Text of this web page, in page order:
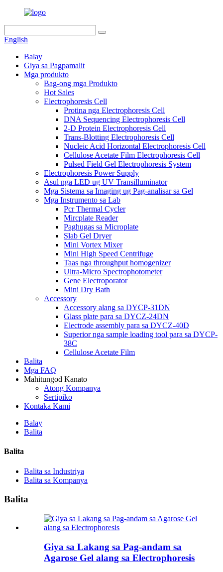
English
Balay
Giya sa Pagpamalit
Mga produkto
Bag-ong mga Produkto
Hot Sales
Electrophoresis Cell
Protina nga Electrophoresis Cell
DNA Sequencing Electrophoresis Cell
2-D Protein Electrophoresis Cell
Trans-Blotting Electrophoresis Cell
Nucleic Acid Horizontal Electrophoresis Cell
Cellulose Acetate Film Electrophoresis Cell
Pulsed Field Gel Electrophoresis System
Electrophoresis Power Supply
Asul nga LED ug UV Transilluminator
Mga Sistema sa Imaging ug Pag-analisar sa Gel
Mga Instrumento sa Lab
Pcr Thermal Cycler
Mircplate Reader
Paghugas sa Microplate
Slab Gel Dryer
Mini Vortex Mixer
Mini High Speed ​​Centrifuge
Taas nga throughput homogenizer
Ultra-Micro Spectrophotometer
Gene Electroporator
Mini Dry Bath
Accessory
Accessory alang sa DYCP-31DN
Glass plate para sa DYCZ-24DN
Electrode assembly para sa DYCZ-40D
Superior nga sample loading tool para sa DYCP-
38C
Cellulose Acetate Film
Balita
Mga FAQ
Mahitungod Kanato
Atong Kompanya
Sertipiko
Kontaka Kami
Balay
Balita
Balita
Balita sa Industriya
Balita sa Kompanya
Balita
Giya sa Lakang sa Pag-andam sa
Agarose Gel alang sa Electrophoresis